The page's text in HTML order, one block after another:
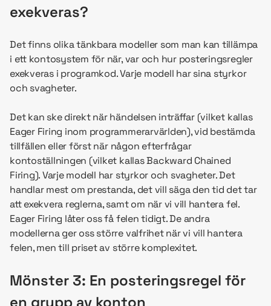
exekveras?
Det finns olika tänkbara modeller som man kan tillämpa
i ett kontosystem för när, var och hur posteringsregler
exekveras i programkod. Varje modell har sina styrkor
och svagheter.
Det kan ske direkt när händelsen inträffar (vilket kallas
Eager Firing inom programmerarvärlden), vid bestämda
tillfällen eller först när någon efterfrågar
kontoställningen (vilket kallas Backward Chained
Firing). Varje modell har styrkor och svagheter. Det
handlar mest om prestanda, det vill säga den tid det tar
att exekvera reglerna, samt om när vi vill hantera fel.
Eager Firing låter oss få felen tidigt. De andra
modellerna ger oss större valfrihet när vi vill hantera
felen, men till priset av större komplexitet.
Mönster 3: En posteringsregel för
en grupp av konton